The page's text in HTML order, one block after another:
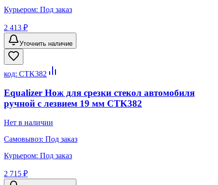
Курьером: Под заказ
2 413 ₽
Уточнить наличие
код: CTK382
Equalizer Нож для срезки стекол автомобиля
ручной с лезвием 19 мм CTK382
Нет в наличии
Самовывоз: Под заказ
Курьером: Под заказ
2 715 ₽